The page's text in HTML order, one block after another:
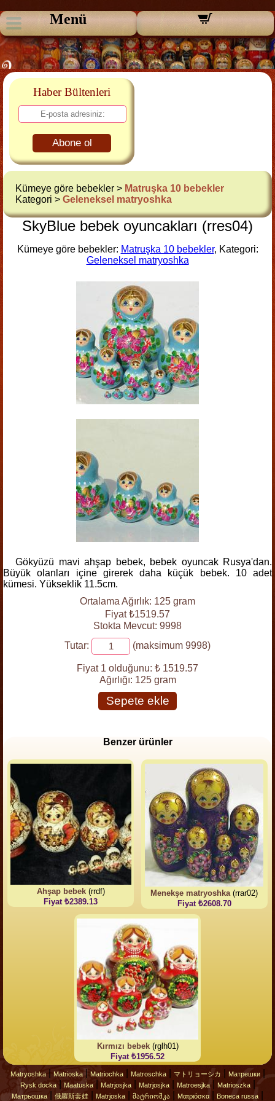
Menü
Haber Bültenleri
Abone ol
Kümeye göre bebekler > Matruşka 10 bebekler
Kategori > Geleneksel matryoshka
SkyBlue bebek oyuncakları (rres04)
Kümeye göre bebekler: Matruşka 10 bebekler, Kategori:
Geleneksel matryoshka
Gökyüzü mavi ahşap bebek, bebek oyuncak Rusya'dan.
Büyük olanları içine girerek daha küçük bebek. 10 adet
kümesi. Yükseklik 11.5cm.
Ortalama Ağırlık: 125 gram
Fiyat ₺1519.57
Stokta Mevcut: 9998
Tutar:
(maksimum 9998)
Fiyat 1 olduğunu: ₺ 1519.57
Ağırlığı: 125 gram
Sepete ekle
Benzer ürünler
Ahşap bebek(rrdf)
Fiyat ₺2389.13
Menekşe matryoshka(rrar02)
Fiyat ₺2608.70
Kırmızı bebek(rglh01)
Fiyat ₺1956.52
Matryoshka| Matrioska| Matriochka| Matroschka| マトリョーシカ Матрешки|
Rysk docka| Maatuska| Matrjosjka| Matrjosjka| Matroesjka| Matrioszka|
Матрьошка 俄羅斯套娃 Matrjoska მატრიოშკა Ματριόσκα Boneca russa